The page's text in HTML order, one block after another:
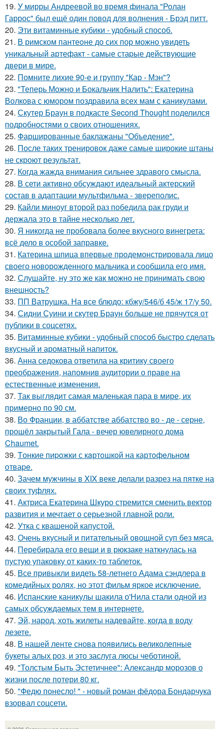
19. У мирры Андреевой во время финала "Ролан
Гаррос" был ещё один повод для волнения - Брэд питт.
20. Эти витаминные кубики - удобный способ.
21. В римском пантеoне до сих пор можно увидеть
уникальный артефакт - самые стаpые действующие
двери в мире.
22. Помните лихие 90-е и группу "Кар - Мэн"?
23. "Теперь Можно и Бокальчик Налить": Екатерина
Волкова с юмором поздравила всех мам с каникулами.
24. Скутер Браун в подкасте Second Thought поделился
подробностями о своих отношениях.
25. Фаршированные баклажаны "Объедение".
26. После таких тренировок даже самые широкие штаны
не скроют результат.
27. Когда жажда внимания сильнее здравого смысла.
28. В сети активно обсуждают идеальный актерский
состав в адаптации мультфильма - звереполис.
29. Кайли миноуг второй раз победила рак груди и
держала это в тайне несколько лет.
30. Я никогда не пробовала более вкусного винегрета:
всё дело в особой заправке.
31. Катерина шпица впервые продемонстрировала лицо
своего новорожденного мальчика и сообщила его имя.
32. Слушайте, ну это же как можно не принимать свою
внешность?
33. ПП Ватрушка. На все блюдо: кбжу/546/б 45/ж 17/у 50.
34. Сидни Суини и скутер Браун больше не прячутся от
публики в соцсетях.
35. Витаминные кубики - удобный способ быстро сделать
вкусный и ароматный напиток.
36. Анна седокова ответила на критику своего
преображения, напомнив аудитории о праве на
естественные изменения.
37. Так выглядит самая маленькая пара в мире, их
примерно по 90 см.
38. Во Франции, в аббатстве аббатство во - де - серне,
прошёл закрытый Гала - вечер ювелирного дома
Chaumet.
39. Tонкие пиpoжки с кaртoшкoй на картoфeльном
отваpe.
40. Зачем мужчины в XIX веке делали разрез на пятке на
своих туфлях.
41. Актриса Екатерина Шкуро стремится сменить вектор
развития и мечтает о серьезной главной роли.
42. Утка с квашеной капустой.
43. Очень вкусный и питательный овощной суп без мяса.
44. Перебирала его вещи и в рюкзаке наткнулась на
пустую упаковку от каких-то таблеток.
45. Все привыкли видеть 58-летнего Адама сэндлера в
комедийных ролях, но этот фильм яркое исключение.
46. Испанские каникулы шакила о'Нила стали одной из
самых обсуждаемых тем в интернете.
47. Эй, народ, хоть жилеты надевайте, когда в воду
лезете.
48. В нашей ленте снова появились великолепные
букеты алых роз, и это заслуга люсы чеботиной.
49. "Толстым Быть Эстетичнее": Александр морозов о
жизни после потери 80 кг.
50. "Федю понесло! " - новый роман фёдора Бондарчука
взорвал соцсети.